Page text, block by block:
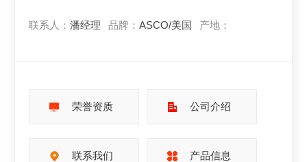
联系人：潘经理 品牌：ASCO/美国 产地：
荣誉资质 公司介绍
联系我们 产品信息